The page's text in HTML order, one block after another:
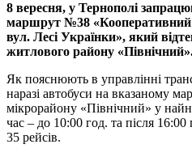
8 вересня, у Тернополi
маршрут №38 «Кооперативний
вул. Лесi Українки», який
житлового району
Як пояснюють в управлiннi
наразi автобуси на вказаному
мiкрорайону «Пiвнiчний» у
час – до 10:00 год. та пiсля
35 рейсiв.